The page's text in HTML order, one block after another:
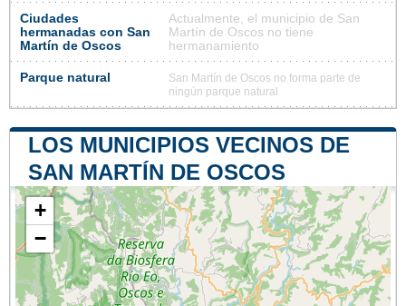
Ciudades
hermanadas con San
Martín de Oscos
Actualmente, el municipio de San
Martín de Oscos no tiene
hermanamiento
Parque natural
San Martín de Oscos no forma parte de
ningún parque natural
LOS MUNICIPIOS VECINOS DE
SAN MARTÍN DE OSCOS
+
−